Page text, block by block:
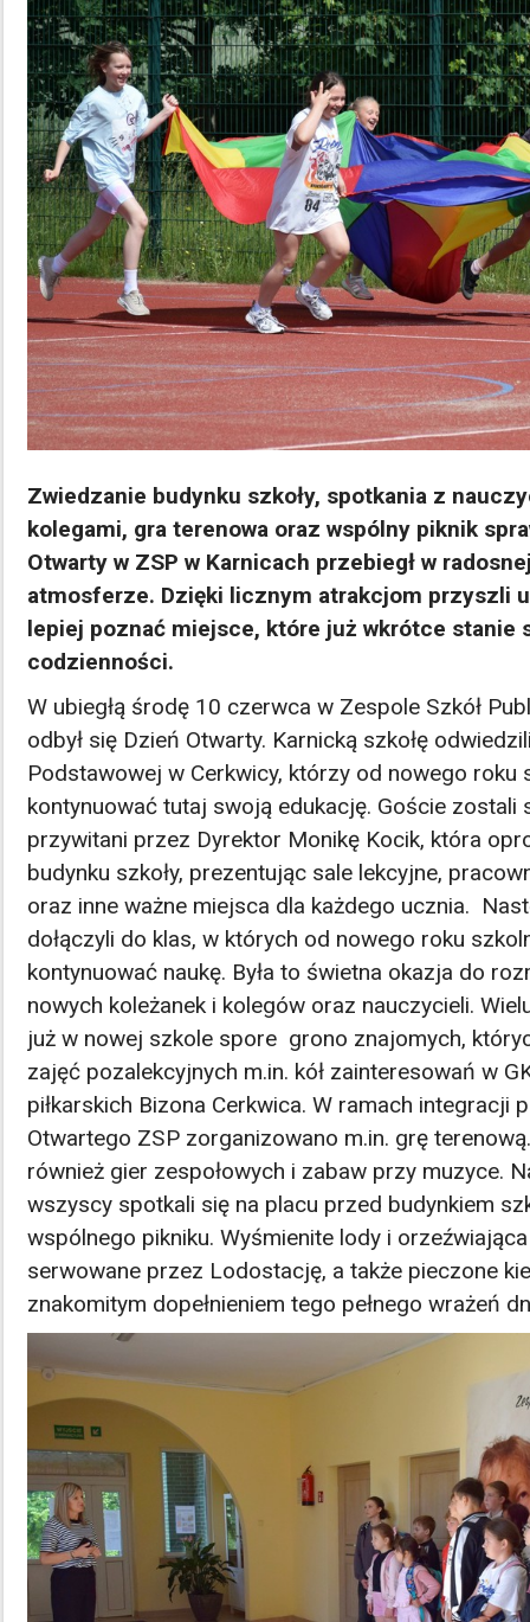
Zwiedzanie budynku szkoły, spotkania z
kolegami, gra terenowa oraz wspólny piknik
Otwarty w ZSP w Karnicach przebiegł w
atmosferze. Dzięki licznym atrakcjom przyszli
lepiej poznać miejsce, które już wkrótce stanie
codzienności.
W ubiegłą środę 10 czerwca w Zespole Szkół
odbył się Dzień Otwarty. Karnicką szkołę
Podstawowej w Cerkwicy, którzy od nowego roku
kontynuować tutaj swoją edukację. Goście zostali
przywitani przez Dyrektor Monikę Kocik, która
budynku szkoły, prezentując sale lekcyjne,
oraz inne ważne miejsca dla każdego ucznia.
dołączyli do klas, w których od nowego roku
kontynuować naukę. Była to świetna okazja do
nowych koleżanek i kolegów oraz nauczycieli.
już w nowej szkole spore grono znajomych,
zajęć pozalekcyjnych m.in. kół zainteresowań w
piłkarskich Bizona Cerkwica. W ramach integracji
Otwartego ZSP zorganizowano m.in. grę
również gier zespołowych i zabaw przy muzyce.
wszyscy spotkali się na placu przed budynkiem
wspólnego pikniku. Wyśmienite lody i
serwowane przez Lodostację, a także pieczone
znakomitym dopełnieniem tego pełnego wrażeń